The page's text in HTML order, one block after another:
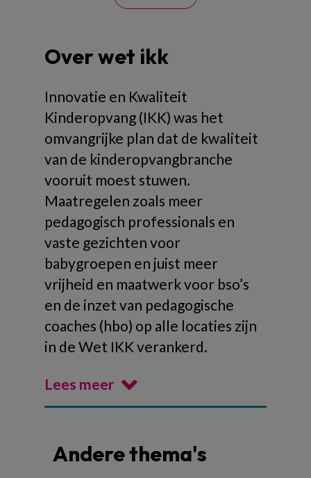
Over wet ikk
Innovatie en Kwaliteit
Kinderopvang (IKK) was het
omvangrijke plan dat de kwaliteit
van de kinderopvangbranche
vooruit moest stuwen.
Maatregelen zoals meer
pedagogisch professionals en
vaste gezichten voor
babygroepen en juist meer
vrijheid en maatwerk voor bso’s
en de inzet van pedagogische
coaches (hbo) op alle locaties zijn
in de Wet IKK verankerd.
Lees meer
Andere thema's